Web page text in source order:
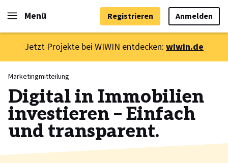
Menü Registrieren Anmelden
Jetzt Projekte bei WIWIN entdecken: wiwin.de
Marketingmitteilung
Digital in Immobilien
investieren – Einfach
und transparent.